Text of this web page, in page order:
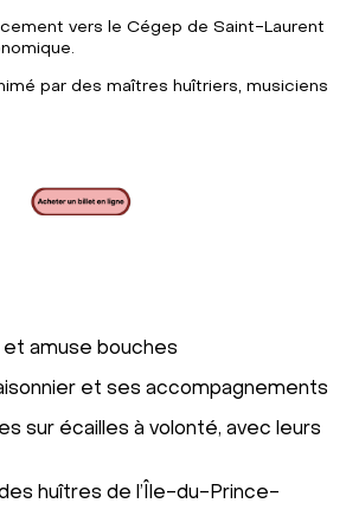
vers le Cégep de Saint-Laurent
par des maîtres huîtriers, musiciens
et amuse bouches
et ses accompagnements
sur écailles à volonté, avec leurs
huîtres de l’Île-du-Prince-